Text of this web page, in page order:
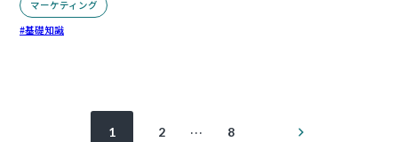
マーケティング
基礎知識
1 2 … 8